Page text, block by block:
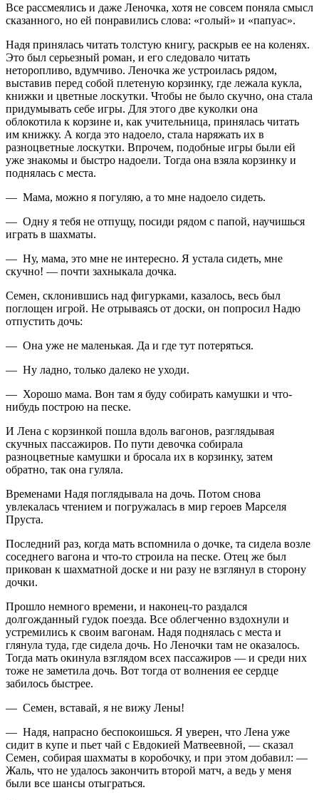
Все рассмеялись и даже Леночка, хотя не совсем поняла смысл
сказанного, но ей понравились слова: «голый» и «папуас».
Надя принялась читать толстую книгу, раскрыв ее на коленях.
Это был серьезный роман, и его следовало читать
неторопливо, вдумчиво. Леночка же устроилась рядом,
выставив перед собой плетеную корзинку, где лежала кукла,
книжки и цветные лоскутки. Чтобы не было скучно, она стала
придумывать себе игры. Для этого две куколки она
облокотила к корзине и, как учительница, принялась читать
им книжку. А когда это надоело, стала наряжать их в
разноцветные лоскутки. Впрочем, подобные игры были ей
уже знакомы и быстро надоели. Тогда она взяла корзинку и
поднялась с места.
— Мама, можно я погуляю, а то мне надоело сидеть.
— Одну я тебя не отпущу, посиди рядом с папой, научишься
играть в шахматы.
— Ну, мама, это мне не интересно. Я устала сидеть, мне
скучно! — почти захныкала дочка.
Семен, склонившись над фигурками, казалось, весь был
поглощен игрой. Не отрываясь от доски, он попросил Надю
отпустить дочь:
— Она уже не маленькая. Да и где тут потеряться.
— Ну ладно, только далеко не уходи.
— Хорошо мама. Вон там я буду собирать камушки и что-
нибудь построю на песке.
И Лена с корзинкой пошла вдоль вагонов, разглядывая
скучных пассажиров. По пути девочка собирала
разноцветные камушки и бросала их в корзинку, затем
обратно, так она гуляла.
Временами Надя поглядывала на дочь. Потом снова
увлекалась чтением и погружалась в мир героев Марселя
Пруста.
Последний раз, когда мать вспомнила о дочке, та сидела возле
соседнего вагона и что-то строила на песке. Отец же был
прикован к шахматной доске и ни разу не взглянул в сторону
дочки.
Прошло немного времени, и наконец-то раздался
долгожданный гудок поезда. Все облегченно вздохнули и
устремились к своим вагонам. Надя поднялась с места и
глянула туда, где сидела дочь. Но Леночки там не оказалось.
Тогда мать окинула взглядом всех пассажиров — и среди них
тоже не заметила дочь. Вот тогда от волнения ее сердце
забилось быстрее.
— Семен, вставай, я не вижу Лены!
— Надя, напрасно беспокоишься. Я уверен, что Лена уже
сидит в купе и пьет чай с Евдокией Матвеевной, — сказал
Семен, собирая шахматы в коробочку, и при этом добавил: —
Жаль, что не удалось закончить второй матч, а ведь у меня
были все шансы отыграться.